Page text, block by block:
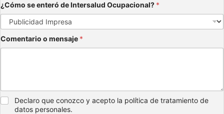
¿Cómo se enteró de Intersalud Ocupacional? *
Comentario o mensaje *
Declaro que conozco y acepto la política de tratamiento de
datos personales.